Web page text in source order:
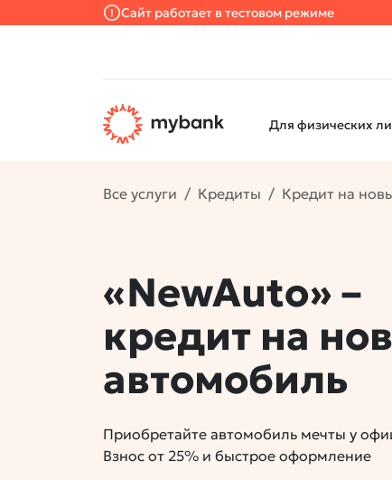
Сайт работает в тестовом режиме
Для физических
Все услуги Кредиты Кредит на
«NewAuto» –
кредит на
автомобиль
Приобретайте автомобиль мечты у
Взнос от 25% и быстрое оформление